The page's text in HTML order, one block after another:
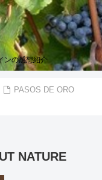
ンの感想紹介
PASOS DE ORO
NATURE